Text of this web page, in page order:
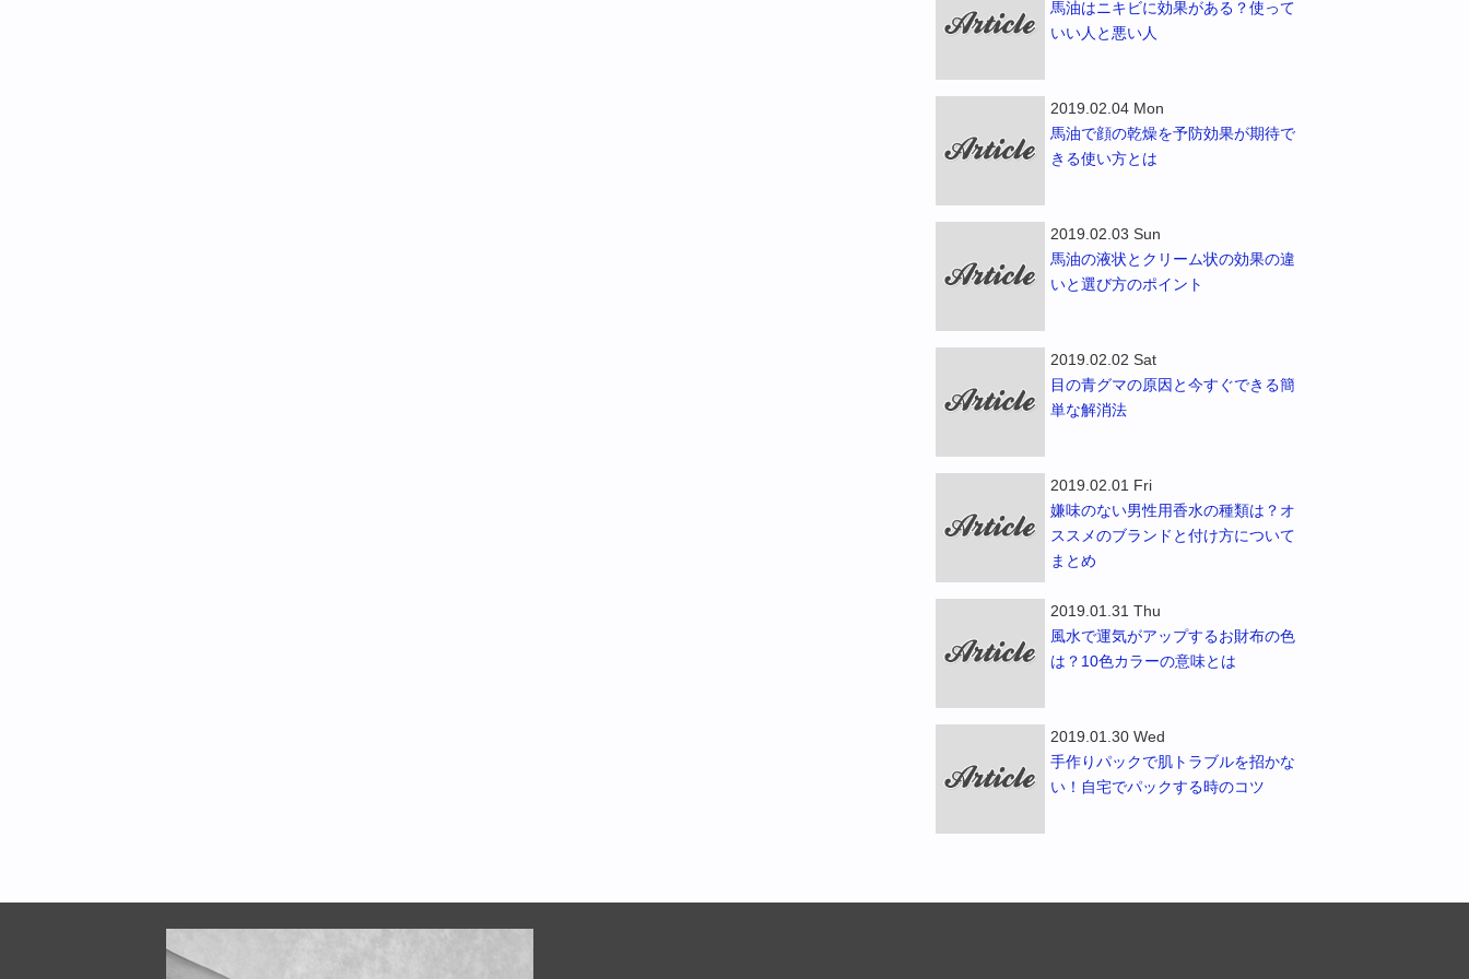
馬油はニキビに効果がある？使って
いい人と悪い人
2019.02.04 Mon
馬油で顔の乾燥を予防効果が期待で
きる使い方とは
2019.02.03 Sun
馬油の液状とクリーム状の効果の違
いと選び方のポイント
2019.02.02 Sat
目の青グマの原因と今すぐできる簡
単な解消法
2019.02.01 Fri
嫌味のない男性用香水の種類は？オ
ススメのブランドと付け方について
まとめ
2019.01.31 Thu
風水で運気がアップするお財布の色
は？10色カラーの意味とは
2019.01.30 Wed
手作りパックで肌トラブルを招かな
い！自宅でパックする時のコツ